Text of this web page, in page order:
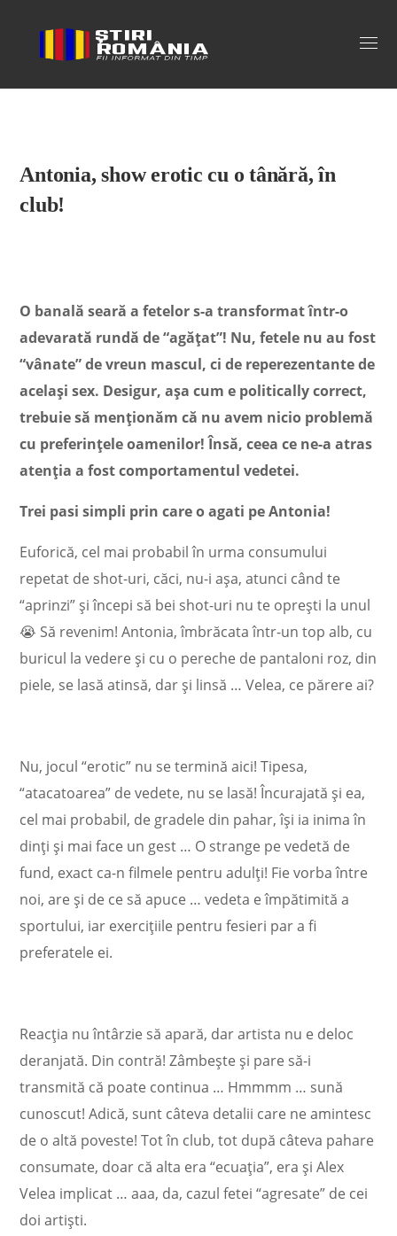
Stiri Romania
Antonia, show erotic cu o tânără, în
club!
O banală seară a fetelor s-a transformat într-o
adevarată rundă de “agățat”! Nu, fetele nu au fost
“vânate” de vreun mascul, ci de reperezentante de
același sex. Desigur, așa cum e politically correct,
trebuie să menționăm că nu avem nicio problemă
cu preferințele oamenilor! Însă, ceea ce ne-a atras
atenția a fost comportamentul vedetei.
Trei pasi simpli prin care o agati pe Antonia!
Euforică, cel mai probabil în urma consumului
repetat de shot-uri, căci, nu-i așa, atunci când te
“aprinzi” și începi să bei shot-uri nu te oprești la unul
😭 Să revenim! Antonia, îmbrăcata într-un top alb, cu
buricul la vedere și cu o pereche de pantaloni roz, din
piele, se lasă atinsă, dar și linsă … Velea, ce părere ai?
Nu, jocul “erotic” nu se termină aici! Tipesa,
“atacatoarea” de vedete, nu se lasă! Încurajată și ea,
cel mai probabil, de gradele din pahar, își ia inima în
dinți și mai face un gest … O strange pe vedetă de
fund, exact ca-n filmele pentru adulți! Fie vorba între
noi, are și de ce să apuce … vedeta e împătimită a
sportului, iar exercițiile pentru fesieri par a fi
preferatele ei.
Reacția nu întârzie să apară, dar artista nu e deloc
deranjată. Din contră! Zâmbește și pare să-i
transmită că poate continua … Hmmmm … sună
cunoscut! Adică, sunt câteva detalii care ne amintesc
de o altă poveste! Tot în club, tot după câteva pahare
consumate, doar că alta era “ecuația”, era și Alex
Velea implicat … aaa, da, cazul fetei “agresate” de cei
doi artiști.